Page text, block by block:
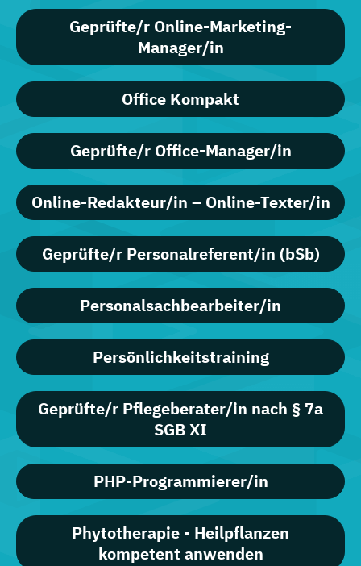
Geprüfte/r Online-Marketing-
Manager/in
Office Kompakt
Geprüfte/r Office-Manager/in
Online-Redakteur/in – Online-Texter/in
Geprüfte/r Personalreferent/in (bSb)
Personalsachbearbeiter/in
Persönlichkeitstraining
Geprüfte/r Pflegeberater/in nach § 7a
SGB XI
PHP-Programmierer/in
Phytotherapie - Heilpflanzen
kompetent anwenden